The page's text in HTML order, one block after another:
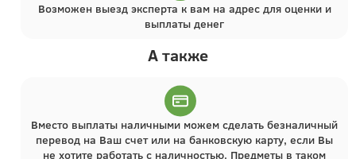
Возможен выезд эксперта к вам на адрес для оценки и
выплаты денег
А также
Вместо выплаты наличными можем сделать безналичный
перевод на Ваш счет или на банковскую карту, если Вы
не хотите работать с наличностью. Предметы в таком